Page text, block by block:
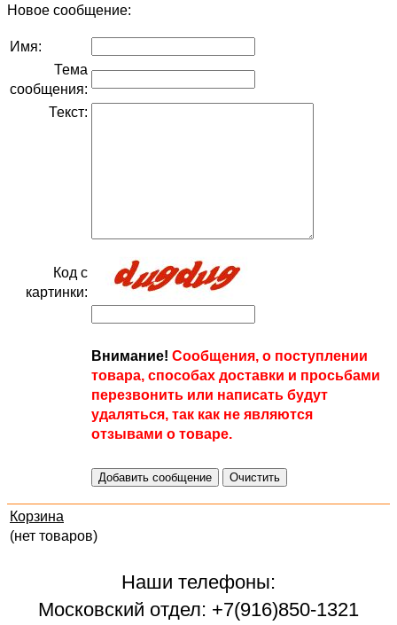
Новое сообщение:
Имя:
Тема
сообщения:
Текст:
Код с
картинки:
Внимание! Сообщения, о поступлении
товара, способах доставки и просьбами
перезвонить или написать будут
удаляться, так как не являются
отзывами о товаре.
Корзина
(нет товаров)
Наши телефоны:
Московский отдел: +7(916)850-1321